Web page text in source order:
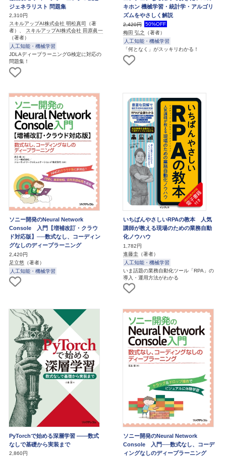
ジェネラリスト 問題集
2,310円
スキルアップAI株式会社 明松真司
（著
者）、 スキルアップAI株式会社 田原眞一
（著者）
人工知能・機械学習
JDLAディープラーニングG検定に対応の
問題集！
キホン 機械学習・統計学・アルゴリ
ズムをやさしく解説
2,420円
50%OFF
梅田 弘之 （著者）
人工知能・機械学習
「何となく」がスッキリわかる！
ソニー開発のNeural Network
Console 入門【増補改訂・クラウ
ド対応版】──数式なし、コーディン
グなしのディープラーニング
2,420円
足立悠 （著者）
人工知能・機械学習
いちばんやさしいRPAの教本 人気
講師が教える現場のための業務自動
化ノウハウ
1,782円
進藤圭 （著者）
人工知能・機械学習
いま話題の業務自動化ツール「RPA」の
導入・運用方法がわかる
PyTorchで始める深層学習 ――数式
なしで基礎から実装まで
2,860円
ソニー開発のNeural Network
Console 入門──数式なし、コーデ
ィングなしのディープラーニング